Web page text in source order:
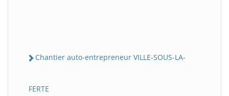
Chantier auto-entrepreneur VILLE-SOUS-LA-
FERTE